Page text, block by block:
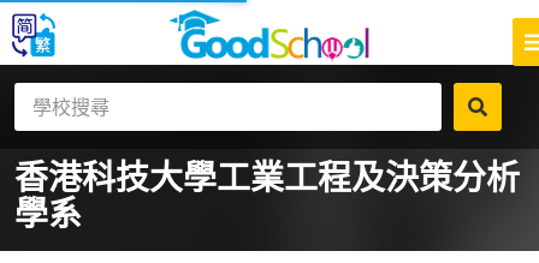
香港科技大學工業工程及決策分析
學系